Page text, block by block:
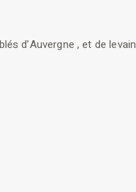
d’Auvergne , et de